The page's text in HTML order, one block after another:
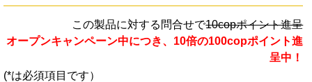
この製品に対する問合せで10copポイント進呈
オープンキャンペーン中につき、10倍の100copポイント進
呈中！
(*は必須項目です）